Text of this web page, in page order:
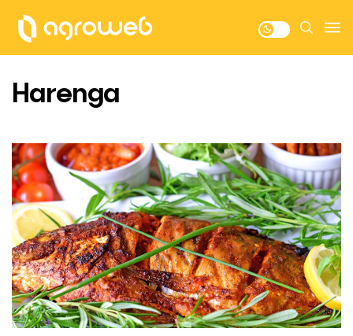
Harenga